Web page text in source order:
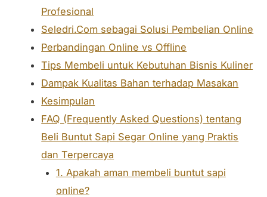
Profesional
Seledri.Com sebagai Solusi Pembelian Online
Perbandingan Online vs Offline
Tips Membeli untuk Kebutuhan Bisnis Kuliner
Dampak Kualitas Bahan terhadap Masakan
Kesimpulan
FAQ (Frequently Asked Questions) tentang
Beli Buntut Sapi Segar Online yang Praktis
dan Terpercaya
1. Apakah aman membeli buntut sapi
online?